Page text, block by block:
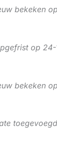
bekeken
op
bekeken